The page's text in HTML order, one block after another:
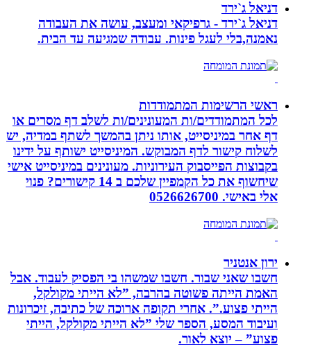
דניאל ג`ירד
דניאל ג`ירד - גרפיקאי ומעצב, עושה את העבודה
נאמנה,בלי לעגל פינות. עבודה שמגיעה עד הבית.
ראשי הרשימות המתמודדות
לכל המתמודדים/ות המעונינים/ות לשלב דף מסרים או
דף אחר במיניסייט, אותו ניתן בהמשך לשתף במדיה, יש
לשלוח קישור לדף המבוקש. המיניסייט ישותף על ידינו
בקבוצות הפייסבוק העירוניות. מעונינים במיניסייט אישי
שיחשוף את כל הקמפיין שלכם ב 14 קישורים? פנוי
אלי באישי. 0526626700
ירון אנטניר
חשבו שאני שבור. חשבו שמשהו בי הפסיק לעבוד. אבל
האמת הייתה פשוטה בהרבה, ”לא הייתי מקולקל,
הייתי פצוע.”. אחרי תקופה ארוכה של כתיבה, זיכרונות
ועיבוד המסע, הספר שלי ”לא הייתי מקולקל, הייתי
פצוע” – יוצא לאור.